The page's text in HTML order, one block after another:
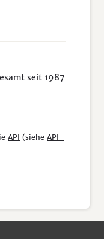
seit 1987
API (siehe API-